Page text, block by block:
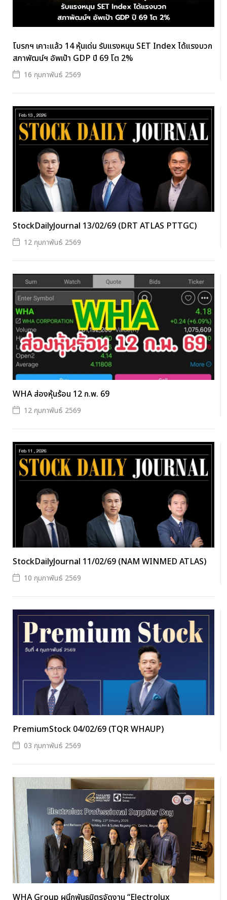
โบรกฯ เคาะแล้ว 14 หุ้นเด่น รับแรงหนุน SET Index ได้แรงบวก
สภาพัฒน์ฯ อัพเป้า GDP ปี 69 โต 2%
16 กุมภาพันธ์ 2569
StockDailyJournal 13/02/69 (DRT ATLAS PTTGC)
12 กุมภาพันธ์ 2569
WHA ส่องหุ้นร้อน 12 ก.พ. 69
12 กุมภาพันธ์ 2569
StockDailyJournal 11/02/69 (NAM WINMED ATLAS)
10 กุมภาพันธ์ 2569
PremiumStock 04/02/69 (TQR WHAUP)
03 กุมภาพันธ์ 2569
WHA Group ผนึกพันธมิตรจัดงาน “Electrolux